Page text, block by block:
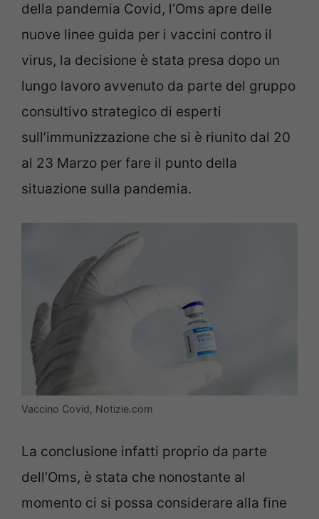
della pandemia Covid, l’Oms apre delle
nuove linee guida per i vaccini contro il
virus, la decisione è stata presa dopo un
lungo lavoro avvenuto da parte del gruppo
consultivo strategico di esperti
sull’immunizzazione che si è riunito dal 20
al 23 Marzo per fare il punto della
situazione sulla pandemia.
Vaccino Covid, Notizie.com
La conclusione infatti proprio da parte
dell’Oms, è stata che nonostante al
momento ci si possa considerare alla fine